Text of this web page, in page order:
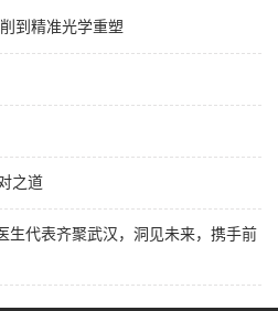
到精准光学重塑
之道
生代表齐聚武汉，洞见未来，携手前